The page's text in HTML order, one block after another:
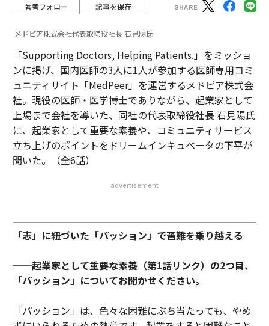
著者フォロー 記事を保存
メドピア株式会社代表取締役社長 石見陽氏
「Supporting Doctors, Helping Patients.」をミッショ
ンに掲げ、国内医師の3人に1人が参加する医師専用コミ
ュニティサイト「MedPeer」を運営するメドピア株式会
社。現役の医師・医学博士でありながら、起業家として
上場まで会社を導いた、同社の代表取締役社長 石見陽氏
に、起業家として重要な素養や、コミュニティサービス
立ち上げのポイントをドリームインキュベータの下平が
聞いた。（全6話）
advertisement
「志」に紐づいた「パッション」で苦難を乗り越える
──起業家として重要な素養（第1話リンク）の2つ目、
「パッション」についてお聞かせください。
「パッション」は、色々な困難にぶち当たっても、やめ